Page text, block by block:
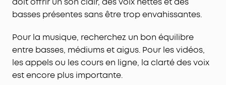
basses présentes sans être trop envahissantes.
Pour la musique, recherchez un bon équilibre
entre basses, médiums et aigus. Pour les vidéos,
les appels ou les cours en ligne, la clarté des voix
est encore plus importante.